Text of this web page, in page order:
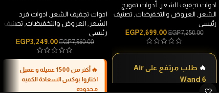
ادوات تجفيف الشعر أدوات تمويج
الشعر
العروض والتخفيضات تصنيف
رئيسى
EGP7,250.00
EGP2,699.00
🔥
طلب مرتفع على Air
Wand 6
ادوات تجفيف الشعر
ادوات فرد
الشعر
العروض والتخفيضات تصنيف
رئيسى
EGP7,560.00
EGP3,249.00
🔥 أكثر من 1500 عميلة و عميل
اختاروا بوكس السعادة الكميه
محدوده